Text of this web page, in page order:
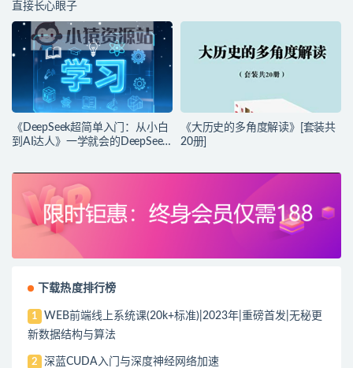
直接长心眼子
《DeepSeek超简单入门：从小白
到AI达人》一学就会的DeepSeek
《大历史的多角度解读》[套装共
20册]
下载热度排行榜
1
WEB前端线上系统课(20k+标准)|2023年|重磅首发|无秘更
新数据结构与算法
2 深蓝CUDA入门与深度神经网络加速